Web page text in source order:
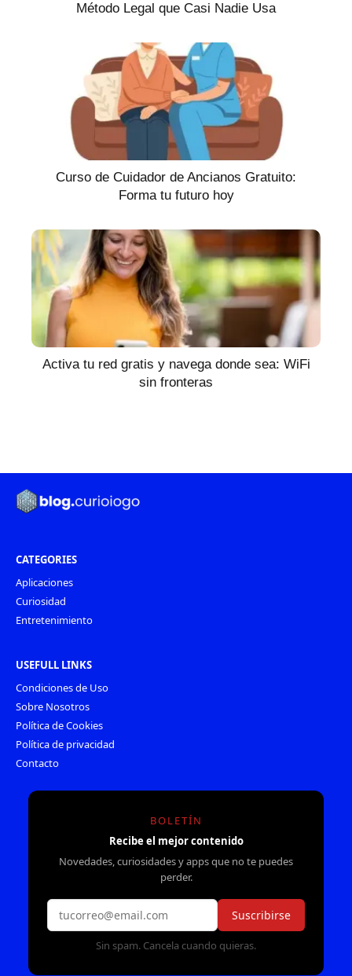
Método Legal que Casi Nadie Usa
Curso de Cuidador de Ancianos Gratuito:
Forma tu futuro hoy
Activa tu red gratis y navega donde sea: WiFi
sin fronteras
CATEGORIES
Aplicaciones
Curiosidad
Entretenimiento
USEFULL LINKS
Condiciones de Uso
Sobre Nosotros
Política de Cookies
Política de privacidad
Contacto
BOLETÍN
Recibe el mejor contenido
Novedades, curiosidades y apps que no te puedes
perder.
Suscribirse
Sin spam. Cancela cuando quieras.